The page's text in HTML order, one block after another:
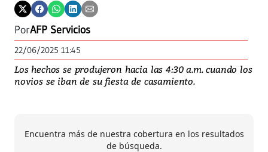
PorAFP Servicios
22/06/2025 11:45
Los hechos se produjeron hacia las 4:30 a.m. cuando los
novios se iban de su fiesta de casamiento.
Encuentra más de nuestra cobertura en los resultados
de búsqueda.